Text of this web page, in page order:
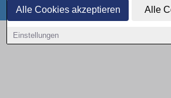
Alle Cookies akzeptieren Alle
Einstellungen
Datenschutz Cookies
Copyright © 2000 - 2026 | 1A Infosysteme GmbH |